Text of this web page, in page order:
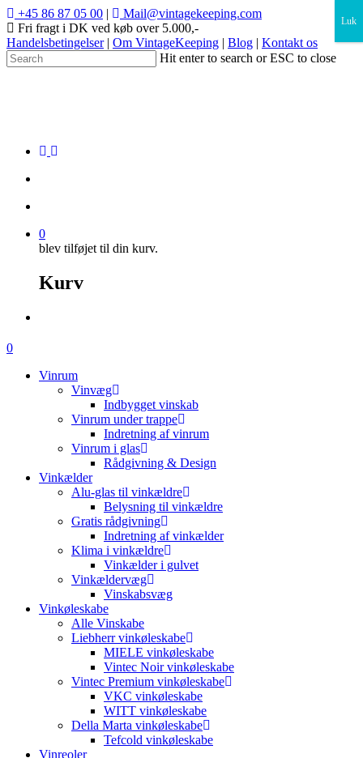
+45 86 87 05 00 |
Mail@vintagekeeping.com
Fri fragt i DK ved køb over 5.000,-
Handelsbetingelser| Om VintageKeeping | Blog | Kontakt os
Hit enter to search or ESC to close
0
blev tilføjet til din kurv.
Kurv
0
Vinrum
Vinvæg
Indbygget vinskab
Vinrum under trappe
Indretning af vinrum
Vinrum i glas
Rådgivning & Design
Vinkælder
Alu-glas til vinkældre
Belysning til vinkældre
Gratis rådgivning
Indretning af vinkælder
Klima i vinkældre
Vinkælder i gulvet
Vinkældervæg
Vinskabsvæg
Vinkøleskabe
Alle Vinskabe
Liebherr vinkøleskabe
MIELE vinkøleskabe
Vintec Noir vinkøleskabe
Vintec Premium vinkøleskabe
VKC vinkøleskabe
WITT vinkøleskabe
Della Marta vinkøleskabe
Tefcold vinkøleskabe
Vinreoler
×
Luk